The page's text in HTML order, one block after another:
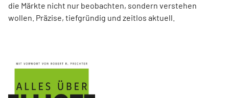
die Märkte nicht nur beobachten, sondern verstehen
wollen. Präzise, tiefgründig und zeitlos aktuell.